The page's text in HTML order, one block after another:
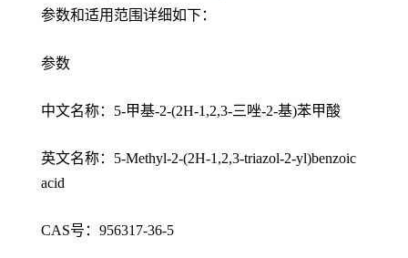
参数和适用范围详细如下：
参数
中文名称：5-甲基-2-(2H-1,2,3-三唑-2-基)苯甲酸
英文名称：5-Methyl-2-(2H-1,2,3-triazol-2-yl)benzoic
acid
CAS号：956317-36-5